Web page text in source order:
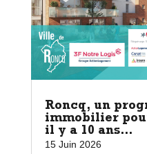
Roncq, un
immobilier
il y a 10 ans…
15 Juin 2026